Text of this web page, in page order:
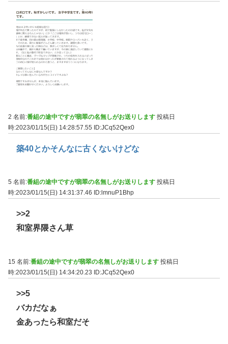
2 名前:番組の途中ですが翡翠の名無しがお送りします 投稿日
時:2023/01/15(日) 14:28:57.55 ID:JCq52Qex0
築40とかそんなに古くないけどな
5 名前:番組の途中ですが翡翠の名無しがお送りします 投稿日
時:2023/01/15(日) 14:31:37.46
ID:lmnuP1Bhp
>>2
和室界隈さん草
15 名前:番組の途中ですが翡翠の名無しがお送りします 投稿日
時:2023/01/15(日) 14:34:20.23
ID:JCq52Qex0
>>5
バカだなぁ
金あったら和室だそ